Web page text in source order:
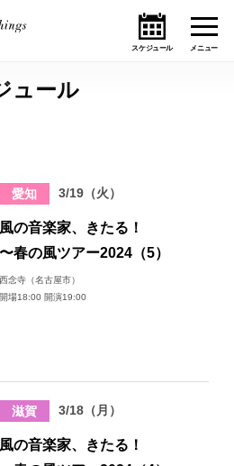
ール
ップ
ュール
愛知 3/19（火）
風の音楽家、きたる！
〜春の風ツアー2024（5）
西念寺（名古屋市）
開場18:00 開演19:00
滋賀 3/18（月）
風の音楽家、きたる！